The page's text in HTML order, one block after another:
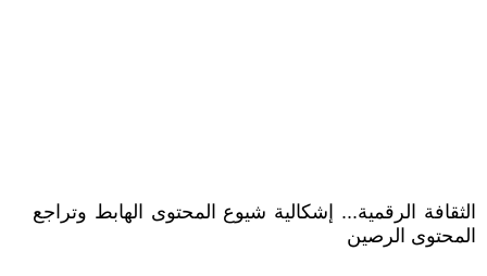
الثقافة الرقمية... إشكالية شيوع المحتوى الهابط وتراجع
المحتوى الرصين